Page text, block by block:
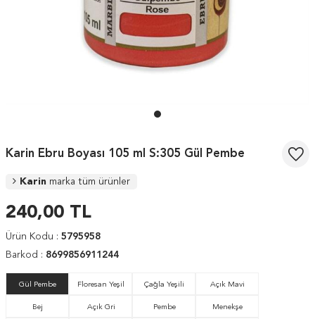
Karin Ebru Boyası 105 ml S:305 Gül Pembe
Karin marka tüm ürünler
240,00 TL
Ürün Kodu : 5795958
Barkod : 8699856911244
Gül Pembe Floresan Yeşil Çağla Yeşili Açık Mavi
Bej Açık Gri Pembe Menekşe